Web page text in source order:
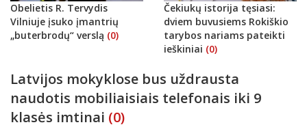
Obelietis R. Tervydis
Vilniuje įsuko įmantrių
„buterbrodų“ verslą (0)
Čekiukų istorija tęsiasi:
dviem buvusiems Rokiškio
tarybos nariams pateikti
ieškiniai (0)
Latvijos mokyklose bus uždrausta
naudotis mobiliaisiais telefonais iki 9
klasės imtinai (0)